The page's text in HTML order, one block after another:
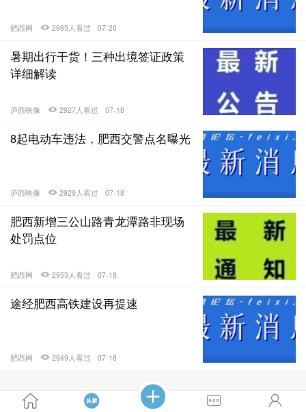
肥西网 2985人看过 07-20
暑期出行干货！三种出境签证政策
详细解读
庐西映像 2927人看过 07-18
8起电动车违法，肥西交警点名曝光
庐西映像 2929人看过 07-18
肥西新增三公山路青龙潭路非现场
处罚点位
肥西网 2953人看过 07-18
途经肥西高铁建设再提速
肥西网 2949人看过 07-18